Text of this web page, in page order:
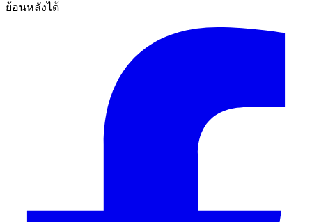
ย้อนหลังได้